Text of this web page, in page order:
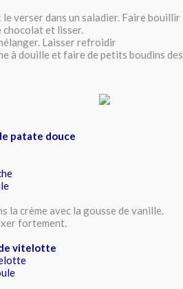
verser dans un saladier. Faire bouillir
chocolat et lisser.
Laisser refroidir
à douille et faire de petits boudins
patate douce
la crème avec la gousse de vanille.
fortement.
vitelotte